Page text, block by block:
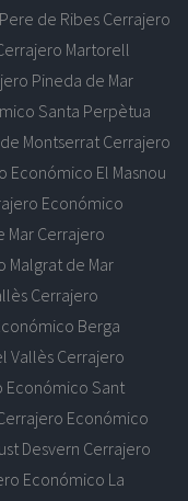
de Ribes Cerrajero
Martorell
Pineda de Mar
Santa Perpètua
Montserrat Cerrajero
Económico El Masnou
Económico
MarCerrajero
Malgrat de Mar
Cerrajero
Berga
Vallès Cerrajero
Económico Sant
Económico
Desvern Cerrajero
Económico La